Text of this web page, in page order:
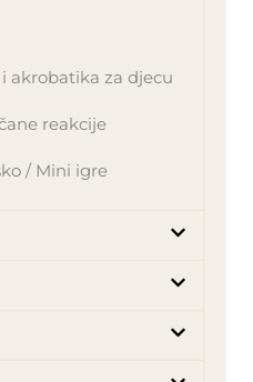
akrobatika za djecu
reakcije
/ Mini igre